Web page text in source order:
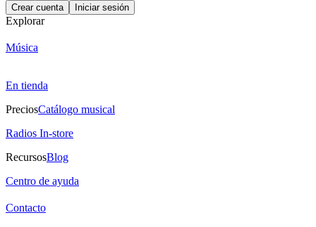
Crear cuenta Iniciar sesión
Explorar
Música
En tienda
PreciosCatálogo musical
Radios In-store
RecursosBlog
Centro de ayuda
Contacto